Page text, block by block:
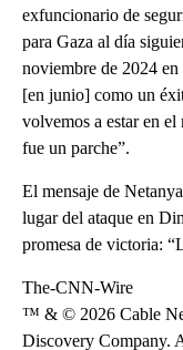
exfuncionario de
para Gaza al día
noviembre de 2024
[en junio] como un
volvemos a estar en
fue un parche”.
El mensaje de
lugar del ataque en
promesa de victoria:
The-CNN-Wire
™ & © 2026 Cable
Discovery Company.